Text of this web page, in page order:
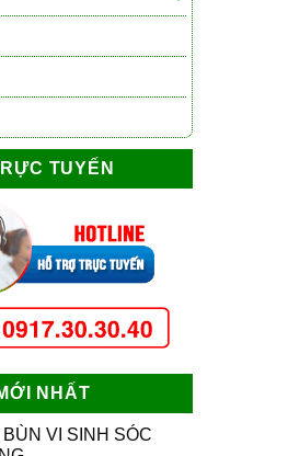
TUYẾN
NHẤT
BÙN VI SINH SÓC